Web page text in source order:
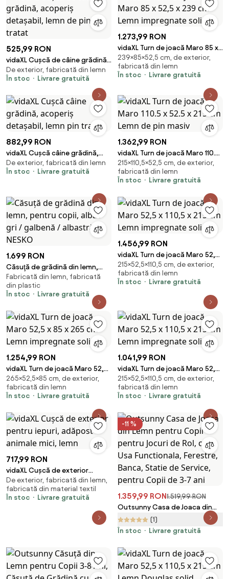
525,99 RON
vidaXL Cușcă de câine grădină,
acoperiș detașabil, lemn de pin
tratat
De exterior, fabricată din lemn
În stoc
Livrare gratuită
1.273,99 RON
vidaXL Turn de joacă Maro 85 x
52,5 x 239 cm Lemn impregnate
solid
239×85×52,5 cm, de exterior,
fabricată din lemn
În stoc
Livrare gratuită
882,99 RON
vidaXL Cușcă câine grădină,
acoperiș detașabil, lemn pin
tratat
De exterior, fabricată din lemn
În stoc
Livrare gratuită
1.362,99 RON
vidaXL Turn de joacă Maro 110.5
x 52.5 x 215 cm Lemn de pin
masiv
215×110,5×52,5 cm, de exterior,
fabricată din lemn
În stoc
Livrare gratuită
1.699 RON
Căsuţă de grădină din lemn,
pentru copii, albă / gri /
galbenă / albastră, NESKO
Fabricată din lemn, fabricată
din plastic
În stoc
Livrare gratuită
1.456,99 RON
vidaXL Turn de joacă Maro 52,5
x 110,5 x 215 cm Lemn
impregnate solid
215×52,5×110,5 cm, de exterior,
fabricată din lemn
În stoc
Livrare gratuită
1.254,99 RON
vidaXL Turn de joacă Maro 52,5
x 85 x 265 cm Lemn impregnate
solid
265×52,5×85 cm, de exterior,
fabricată din lemn
În stoc
Livrare gratuită
1.041,99 RON
vidaXL Turn de joacă Maro 52,5
x 110,5 x 215 cm Lemn
impregnate solid
215×52,5×110,5 cm, de exterior,
fabricată din lemn
În stoc
Livrare gratuită
717,99 RON
vidaXL Cușcă de exterior
pentru iepuri, adăpost animale
mici, lemn
De exterior, fabricată din lemn,
fabricată din material textil
În stoc
Livrare gratuită
-11 %
1.359,99 RON1.519,99 RON
Outsunny Casa de Joaca din
Lemn pentru Copii pentru
Jocuri de Rol, cu Usa
Statie de Service, pentru Copii
de 3-7 ani
(1)
În stoc
Livrare gratuită